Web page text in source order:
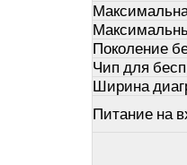
Поколение
Чип для
Ширина
Питание на